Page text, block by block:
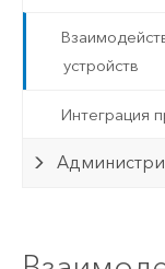
устройств
Интеграция